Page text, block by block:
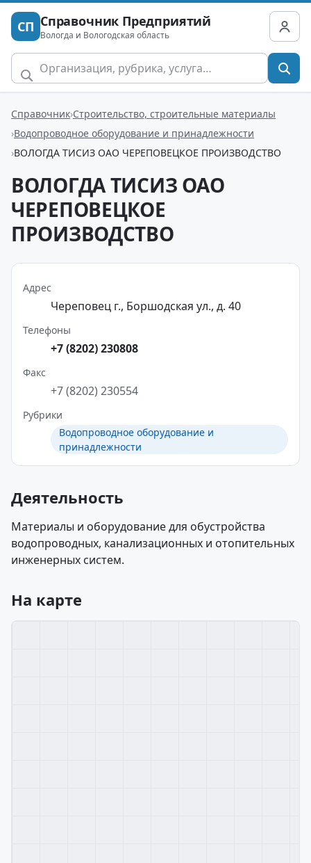
СП Справочник Предприятий
Вологда и Вологодская область
Справочник Строительство, строительные материалы
Водопроводное оборудование и принадлежности
ВОЛОГДА ТИСИЗ ОАО ЧЕРЕПОВЕЦКОЕ ПРОИЗВОДСТВО
ВОЛОГДА ТИСИЗ ОАО
ЧЕРЕПОВЕЦКОЕ
ПРОИЗВОДСТВО
Адрес
Череповец г., Боршодская ул., д. 40
Телефоны
+7 (8202) 230808
Факс
+7 (8202) 230554
Рубрики
Водопроводное оборудование и
принадлежности
Деятельность
Материалы и оборудование для обустройства
водопроводных, канализационных и отопительных
инженерных систем.
На карте